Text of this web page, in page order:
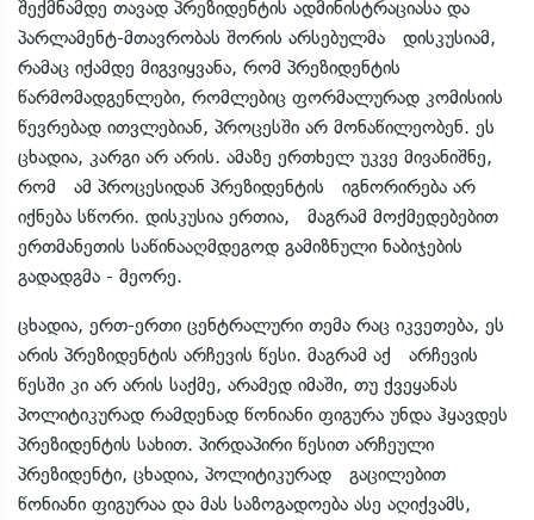
შექმნამდე თავად პრეზიდენტის ადმინისტრაციასა და
პარლამენტ-მთავრობას შორის არსებულმა დისკუსიამ,
რამაც იქამდე მიგვიყვანა, რომ პრეზიდენტის
წარმომადგენლები, რომლებიც ფორმალურად კომისიის
წევრებად ითვლებიან, პროცესში არ მონაწილეობენ. ეს
ცხადია, კარგი არ არის. ამაზე ერთხელ უკვე მივანიშნე,
რომ ამ პროცესიდან პრეზიდენტის იგნორირება არ
იქნება სწორი. დისკუსია ერთია, მაგრამ მოქმედებებით
ერთმანეთის საწინააღმდეგოდ გამიზნული ნაბიჯების
გადადგმა - მეორე.
ცხადია, ერთ-ერთი ცენტრალური თემა რაც იკვეთება, ეს
არის პრეზიდენტის არჩევის წესი. მაგრამ აქ არჩევის
წესში კი არ არის საქმე, არამედ იმაში, თუ ქვეყანას
პოლიტიკურად რამდენად წონიანი ფიგურა უნდა ჰყავდეს
პრეზიდენტის სახით. პირდაპირი წესით არჩეული
პრეზიდენტი, ცხადია, პოლიტიკურად გაცილებით
წონიანი ფიგურაა და მას საზოგადოება ასე აღიქვამს,